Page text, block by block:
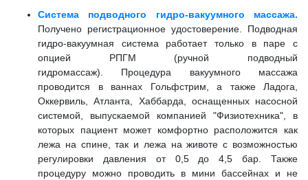
Система подводного гидро-вакуумного массажа.
Получено регистрационное удостоверение. Подводная
гидро-вакуумная система работает только в паре с
опцией РПГМ (ручной подводный
гидромассаж). Процедура вакуумного массажа
проводится в ваннах Гольфстрим, а также Ладога,
Оккервиль, Атланта, Хаббарда, оснащенных насосной
системой, выпускаемой компанией "Физиотехника", в
которых пациент может комфортно расположится как
лежа на спине, так и лежа на животе с возможностью
регулировки давления от 0,5 до 4,5 бар. Также
процедуру можно проводить в мини бассейнах и не